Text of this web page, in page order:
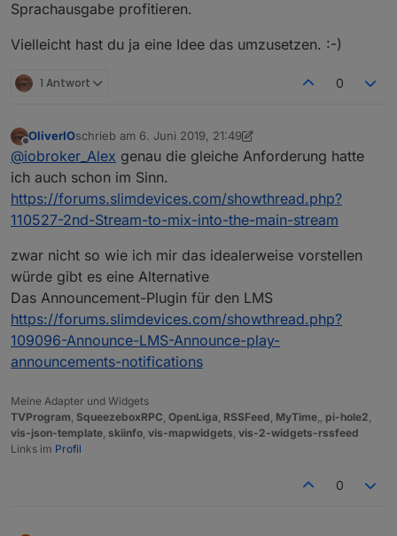
Sprachausgabe profitieren.
Vielleicht hast du ja eine Idee das umzusetzen. :-)
1 Antwort 0
Offline
OliverIOschrieb am 6. Juni 2019, 21:49
zuletzt editiert von OliverIO6. Juli 2019, 00:01
@iobroker_Alex genau die gleiche Anforderung hatte
ich auch schon im Sinn.
https://forums.slimdevices.com/showthread.php?
110527-2nd-Stream-to-mix-into-the-main-stream
zwar nicht so wie ich mir das idealerweise vorstellen
würde gibt es eine Alternative
Das Announcement-Plugin für den LMS
https://forums.slimdevices.com/showthread.php?
109096-Announce-LMS-Announce-play-
announcements-notifications
Meine Adapter und Widgets
TVProgram SqueezeboxRPC OpenLiga RSSFeed MyTime pi-hole2
vis-json-template skiinfo vis-mapwidgets vis-2-widgets-rssfeed
Links im Profil
0